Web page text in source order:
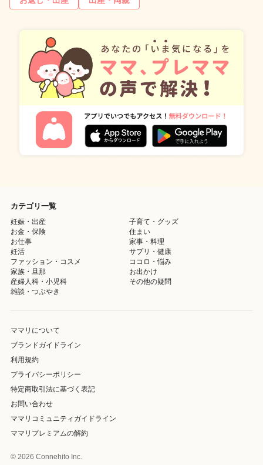
カテゴリ一覧
妊娠・出産
子育て・グッズ
お金・保険
住まい
お仕事
家事・料理
妊活
サプリ・健康
ファッション・コスメ
ココロ・悩み
家族・旦那
お出かけ
産婦人科・小児科
その他の疑問
雑談・つぶやき
ママリについて
ブランドガイドライン
利用規約
プライバシーポリシー
特定商取引法に基づく表記
お問い合わせ
ママリコミュニティガイドライン
ママリプレミアムの解約
© 2026 Connehito Inc.